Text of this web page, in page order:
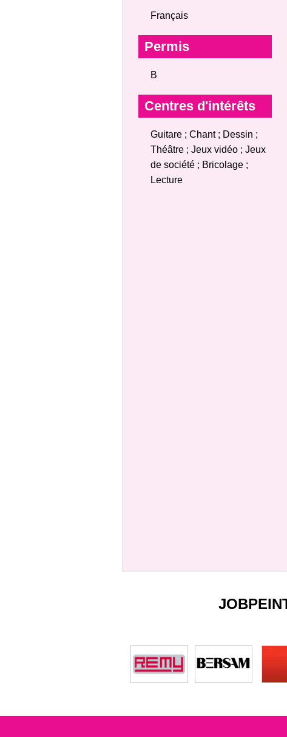
Français
Permis
B
Centres d'intérêts
Guitare ; Chant ; Dessin ;
Théâtre ; Jeux vidéo ; Jeux
de société ; Bricolage ;
Lecture